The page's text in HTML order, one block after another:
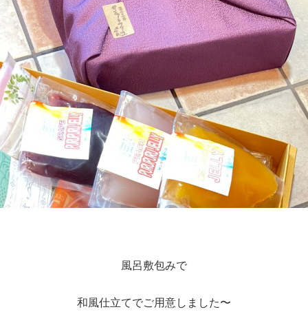
風呂敷包みで
和風仕立てでご用意しました〜